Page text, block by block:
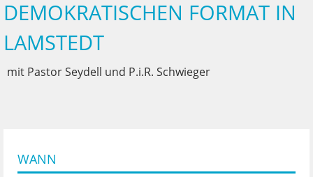
DEMOKRATISCHEN FORMAT IN
LAMSTEDT
mit Pastor Seydell und P.i.R. Schwieger
WANN